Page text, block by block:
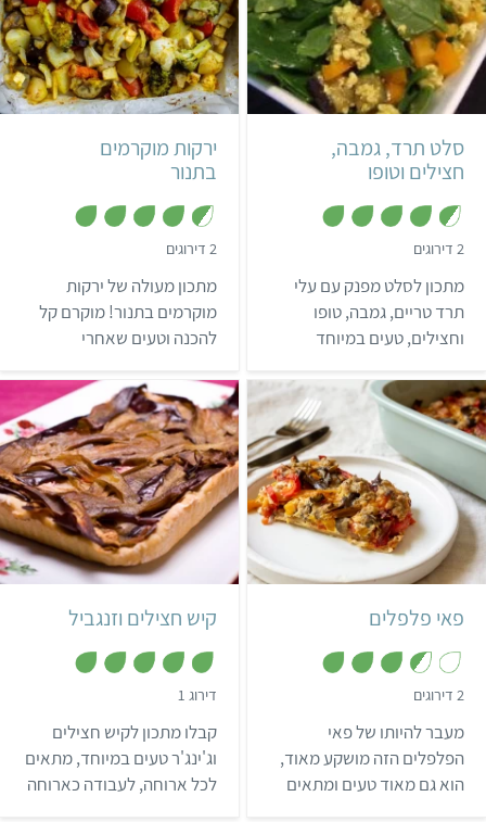
קל
סלט תרד, גמבה,
חצילים וטופו
2 דירוגים
.
5
מ
ו
ך
מתכון לסלט מפנק עם עלי
תרד טריים, גמבה, טופו
וחצילים, טעים במיוחד
וגם מזינה.
קל שעה 4 מנות
ירקות מוקרמים
בתנור
2 דירוגים
.
5
מ
ת
ו
מתכון מעולה של ירקות
מוקרמים בתנור! מוקרם קל
להכנה וטעים שאחרי
לנחש שהוא ללא חלב.
קל
פאי פלפלים
2 דירוגים
.
5
מ
ת
ו
מעבר להיותו של פאי
הפלפלים הזה מושקע מאוד,
הוא גם מאוד טעים ומתאים
קל
קיש חצילים וזנגביל
דירוג 1
מ
ת
ו
ך
5
קבלו מתכון לקיש חצילים
וג'ינג'ר טעים במיוחד, מתאים
לכל ארוחה, לעבודה כארוחה